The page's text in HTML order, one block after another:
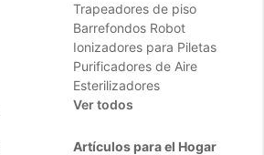
Trapeadores de piso
Barrefondos Robot
Ionizadores para Piletas
Purificadores de Aire
Esterilizadores
Ver todos
Artículos para el Hogar